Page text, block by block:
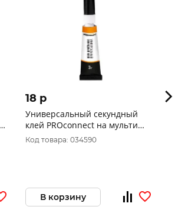
18 p
Универсальный секундный
клей PROconnect на мульти
карте, 3 г
Код товара: 034590
В корзину
99 p